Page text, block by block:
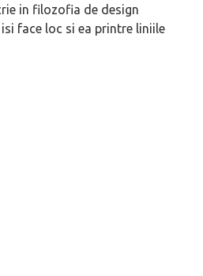
in filozofia de design
face loc si ea printre liniile